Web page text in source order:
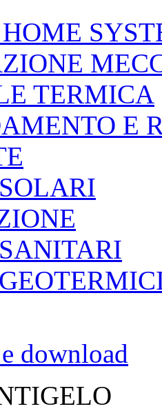
TERMICA
E
download